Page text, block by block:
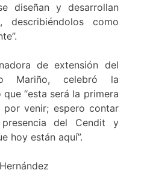
diseñan y desarrollan
describiéndolos como
de extensión del
Mariño, celebró la
“esta será la primera
por venir; espero contar
del Cendit y
hoy están aquí”.